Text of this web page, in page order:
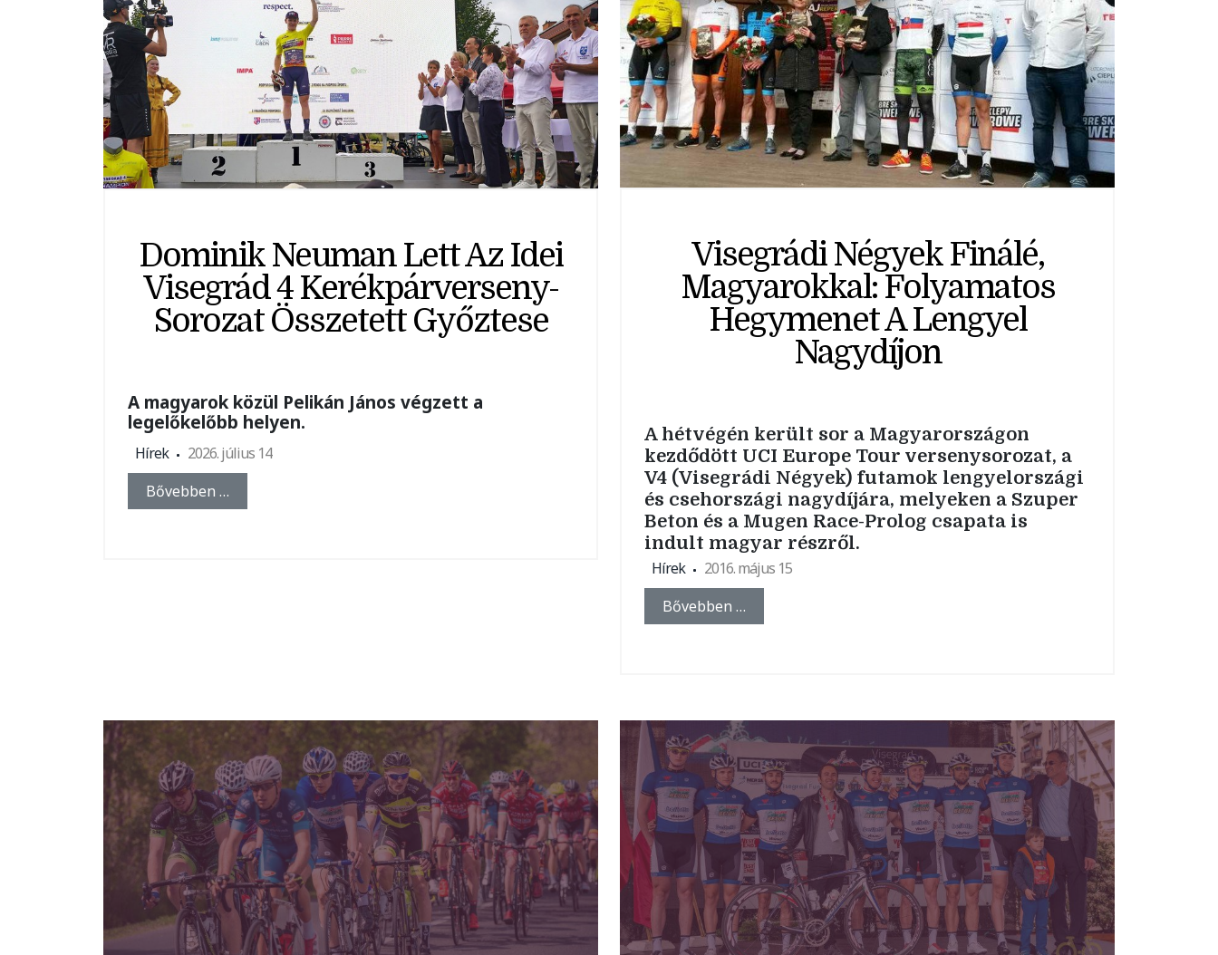
Dominik Neuman Lett Az Idei
Visegrád 4 Kerékpárverseny-
Sorozat Összetett Győztese
A magyarok közül Pelikán János végzett a
legelőkelőbb helyen.
Hírek
2026. július 14
Bővebben …
Visegrádi Négyek Finálé,
Magyarokkal: Folyamatos
Hegymenet A Lengyel
Nagydíjon
A hétvégén került sor a Magyarországon
kezdődött UCI Europe Tour versenysorozat, a
V4 (Visegrádi Négyek) futamok lengyelországi
és csehországi nagydíjára, melyeken a Szuper
Beton és a Mugen Race-Prolog csapata is
indult magyar részről.
Hírek
2016. május 15
Bővebben …